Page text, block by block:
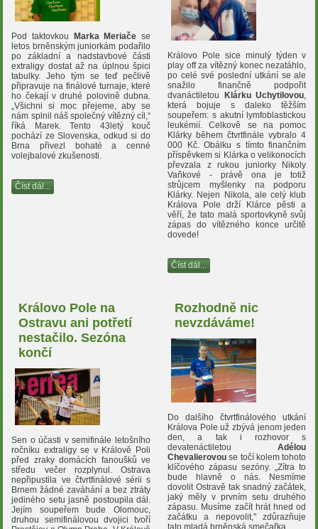
Pod taktovkou Marka Meriače se
letos brněnským juniorkám podařilo
po základní a nadstavbové části
extraligy dostat až na úplnou špici
tabulky. Jeho tým se teď pečlivě
připravuje na finálové turnaje, které
ho čekají v druhé polovině dubna.
„Všichni si moc přejeme, aby se
nám splnil náš společný vítězný cíl,“
říká Marek. Tento 43letý kouč
pochází ze Slovenska, odkud si do
Brna přivezl bohaté a cenné
volejbalové zkušenosti.
Číst dál...
Královo Pole sice minulý týden v
play off za vítězný konec nezatáhlo,
po celé své poslední utkání se ale
snažilo finančně podpořit
dvanáctiletou Klárku Uchytilovou
která bojuje s daleko těžším
soupeřem: s akutní lymfoblastickou
leukémií. Celkově se na pomoc
Klárky během čtvrtfinále vybralo 4
000 Kč. Obálku s tímto finančním
příspěvkem si Klárka o velikonocích
převzala z rukou juniorky Nikoly
Vaňkové - právě ona je totiž
strůjcem myšlenky na podporu
Klárky. Nejen Nikola, ale celý klub
Králova Pole drží Klárce pěsti a
věří, že tato malá sportovkyně svůj
zápas do vítězného konce určitě
dovede!
Číst dál...
Královo Pole na
Ostravu ani potřetí
nestačilo. Sezóna
končí
Sen o účasti v semifinále letošního
ročníku extraligy se v Králově Poli
před zraky domácích fanoušků ve
středu večer rozplynul. Ostrava
nepřipustila ve čtvrtfinálové sérii s
Brnem žádné zaváhání a bez ztráty
jediného setu jasně postoupila dál.
Jejím soupeřem bude Olomouc,
druhou semifinálovou dvojici tvoří
Rozhodně nic
nevzdáváme!
Do dalšího čtvrtfinálového utkání
Králova Pole už zbývá jenom jeden
den, a tak i rozhovor s
devatenáctiletouAdélou
Chevalierovouse točí kolem tohoto
klíčového zápasu sezóny. „Zítra to
bude hlavně o nás. Nesmíme
dovolit Ostravě tak snadný začátek,
jaký měly v prvním setu druhého
zápasu. Musíme začít hrát hned od
začátku a nepovolit," zdůrazňuje